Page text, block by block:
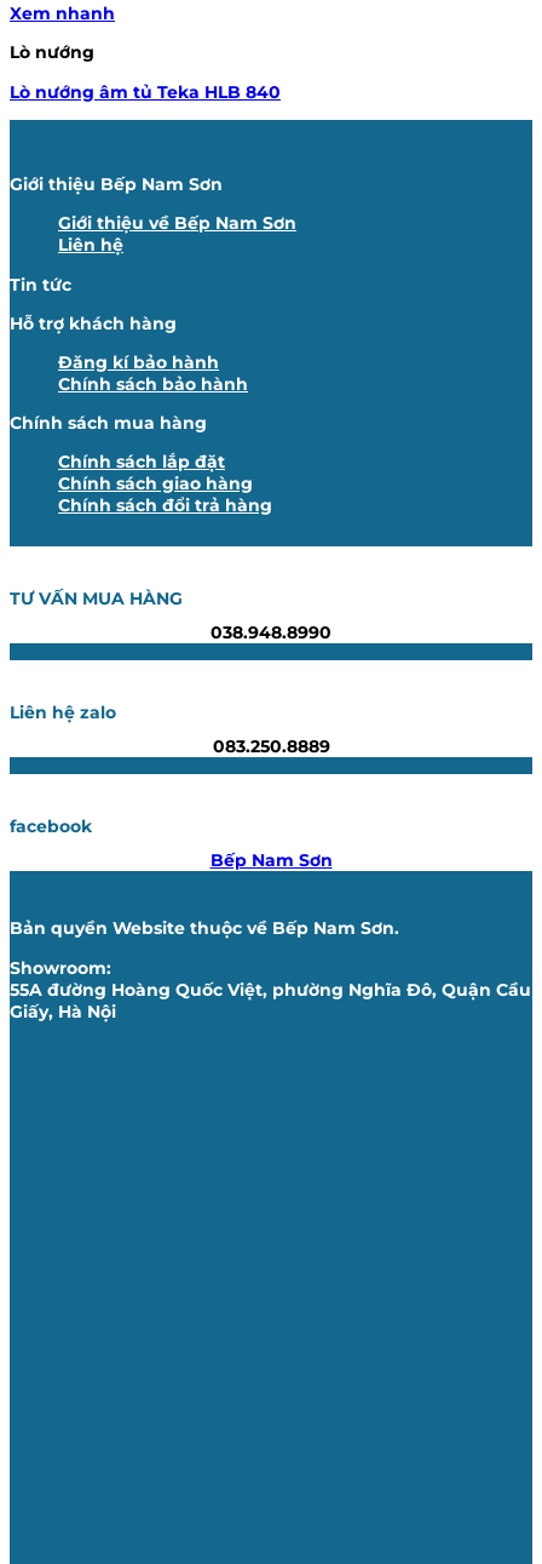
Xem nhanh
Lò nướng
Lò nướng âm tủ Teka HLB 840
Giới thiệu Bếp Nam Sơn
Giới thiệu về Bếp Nam Sơn
Liên hệ
Tin tức
Hỗ trợ khách hàng
Đăng kí bảo hành
Chính sách bảo hành
Chính sách mua hàng
Chính sách lắp đặt
Chính sách giao hàng
Chính sách đổi trả hàng
TƯ VẤN MUA HÀNG
038.948.8990
Liên hệ zalo
083.250.8889
facebook
Bếp Nam Sơn
Bản quyền Website thuộc về Bếp Nam Sơn.
Showroom:
55A đường Hoàng Quốc Việt, phường Nghĩa Đô, Quận Cầu
Giấy, Hà Nội